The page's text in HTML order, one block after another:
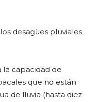
desagües pluviales
la capacidad de
que no están
de lluvia (hasta diez